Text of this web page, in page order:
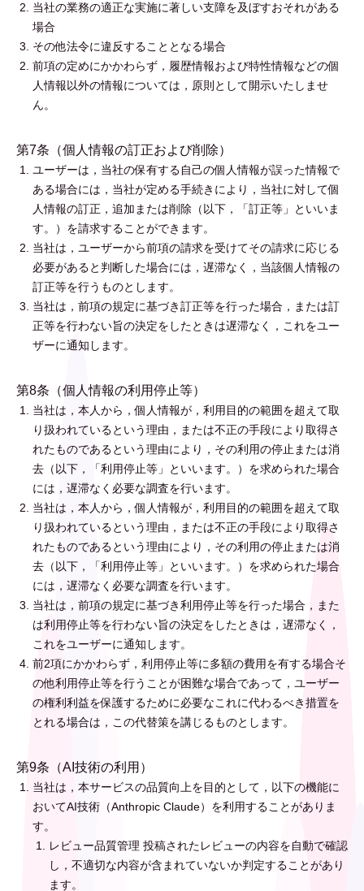
当社の業務の適正な実施に著しい支障を及ぼすおそれがある
場合
その他法令に違反することとなる場合
前項の定めにかかわらず，履歴情報および特性情報などの個
人情報以外の情報については，原則として開示いたしませ
ん。
第7条（個人情報の訂正および削除）
ユーザーは，当社の保有する自己の個人情報が誤った情報で
ある場合には，当社が定める手続きにより，当社に対して個
人情報の訂正，追加または削除（以下，「訂正等」といいま
す。）を請求することができます。
当社は，ユーザーから前項の請求を受けてその請求に応じる
必要があると判断した場合には，遅滞なく，当該個人情報の
訂正等を行うものとします。
当社は，前項の規定に基づき訂正等を行った場合，または訂
正等を行わない旨の決定をしたときは遅滞なく，これをユー
ザーに通知します。
第8条（個人情報の利用停止等）
当社は，本人から，個人情報が，利用目的の範囲を超えて取
り扱われているという理由，または不正の手段により取得さ
れたものであるという理由により，その利用の停止または消
去（以下，「利用停止等」といいます。）を求められた場合
には，遅滞なく必要な調査を行います。
当社は，本人から，個人情報が，利用目的の範囲を超えて取
り扱われているという理由，または不正の手段により取得さ
れたものであるという理由により，その利用の停止または消
去（以下，「利用停止等」といいます。）を求められた場合
には，遅滞なく必要な調査を行います。
当社は，前項の規定に基づき利用停止等を行った場合，また
は利用停止等を行わない旨の決定をしたときは，遅滞なく，
これをユーザーに通知します。
前2項にかかわらず，利用停止等に多額の費用を有する場合そ
の他利用停止等を行うことが困難な場合であって，ユーザー
の権利利益を保護するために必要なこれに代わるべき措置を
とれる場合は，この代替策を講じるものとします。
第9条（AI技術の利用）
当社は，本サービスの品質向上を目的として，以下の機能に
おいてAI技術（Anthropic Claude）を利用することがありま
す。
レビュー品質管理 投稿されたレビューの内容を自動で確認
し，不適切な内容が含まれていないか判定することがあり
ます。